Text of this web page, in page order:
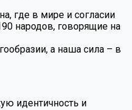
где в мире и согласии
народов, говорящие на
а наша сила – в
идентичность и